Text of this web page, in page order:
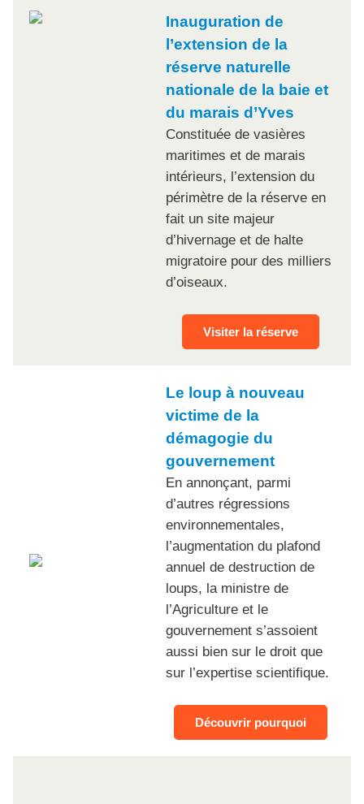
Inauguration de
l’extension de la
réserve naturelle
nationale de la baie et
du marais d’Yves
Constituée de vasières
maritimes et de marais
intérieurs, l’extension du
périmètre de la réserve en
fait un site majeur
d’hivernage et de halte
migratoire pour des milliers
d’oiseaux.
Visiter la réserve
Le loup à nouveau
victime de la
démagogie du
gouvernement
En annonçant, parmi
d’autres régressions
environnementales,
l’augmentation du plafond
annuel de destruction de
loups, la ministre de
l’Agriculture et le
gouvernement s’assoient
aussi bien sur le droit que
sur l’expertise scientifique.
Découvrir pourquoi